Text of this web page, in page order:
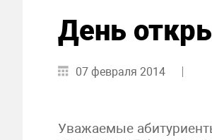
День
07 февраля 2014
Уважаемые